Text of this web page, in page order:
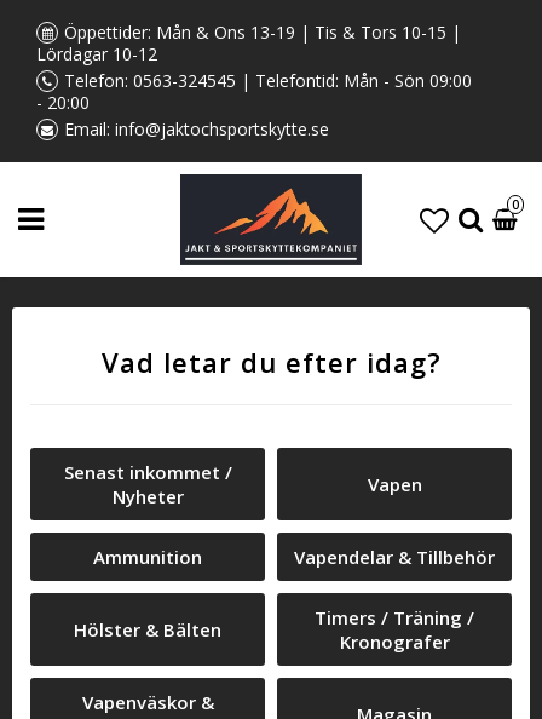
Öppettider: Mån & Ons 13-19 | Tis & Tors 10-15 |
Lördagar 10-12
Telefon: 0563-324545 | Telefontid: Mån - Sön 09:00
- 20:00
Email: info@jaktochsportskytte.se
0
Vad letar du efter idag?
Senast inkommet /
Nyheter
Vapen
Ammunition Vapendelar & Tillbehör
Hölster & Bälten
Timers / Träning /
Kronografer
Vapenväskor &
Magasin